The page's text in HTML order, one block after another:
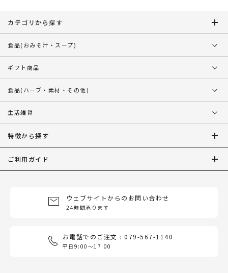
カテゴリから探す
食品(おみそ汁・スープ)
ギフト商品
食品(ハーブ・素材・その他)
生活雑貨
特徴から探す
ご利用ガイド
ウェブサイトからのお問い合わせ
24時間承ります
お電話でのご注文 : 079-567-1140
平日9:00〜17:00